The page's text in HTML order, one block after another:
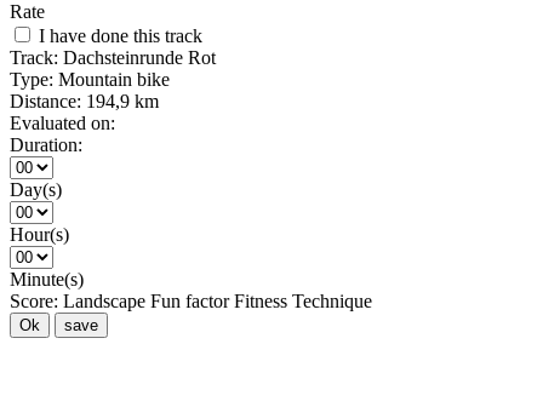
Rate
I have done this track
Track: Dachsteinrunde Rot
Type: Mountain bike
Distance: 194,9 km
Evaluated on:
Duration:
Day(s)
Hour(s)
Minute(s)
Score: Landscape Fun factor Fitness Technique
Ok save